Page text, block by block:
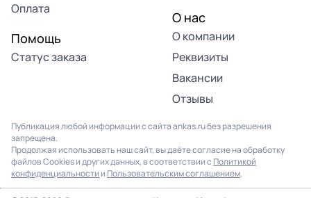
Оплата
Помощь
Статус заказа
О нас
О компании
Реквизиты
Вакансии
Отзывы
Публикация любой информации с сайта ankas.ru без разрешения
запрещена.
Продолжая использовать наш сайт, вы даёте согласие на обработку
файлов Cookies и других данных, в соответствии с Политикой
конфиденциальности и Пользовательским соглашением.